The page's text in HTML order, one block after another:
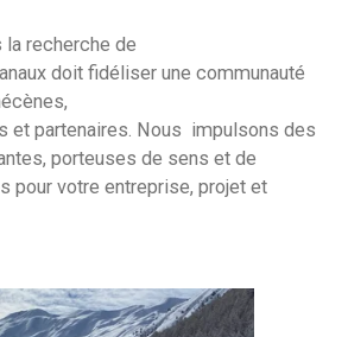
recherche de
doit fidéliser une communauté
et partenaires. Nous impulsons des
porteuses de sens et de
pour votre entreprise, projet et